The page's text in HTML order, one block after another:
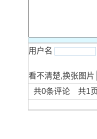
用户名
看不清楚,换张图片
共0条评论 共1